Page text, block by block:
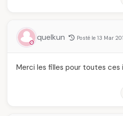
quelkun Posté le 13 Mar
Merci les filles pour toutes ces